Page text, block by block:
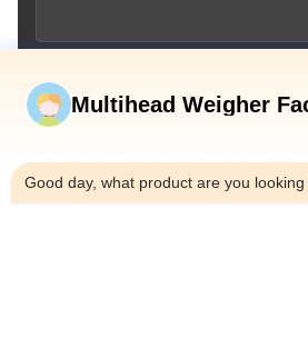
Multihead Weigher
Good day, what product are you